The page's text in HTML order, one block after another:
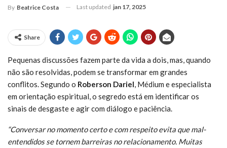
By Beatrice Costa Last updated jan 17, 2025
Share
Pequenas discussões fazem parte da vida a dois, mas, quando
não são resolvidas, podem se transformar em grandes
conflitos. Segundo o Roberson Dariel, Médium e especialista
em orientação espiritual, o segredo está em identificar os
sinais de desgaste e agir com diálogo e paciência.
“Conversar no momento certo e com respeito evita que mal-
entendidos se tornem barreiras no relacionamento. Muitas